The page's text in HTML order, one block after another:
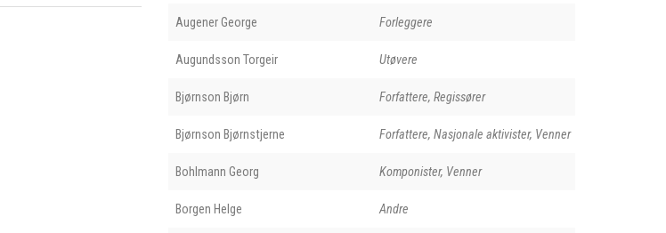
Augener George Forleggere
Augundsson Torgeir Utøvere
Bjørnson Bjørn Forfattere, Regissører
Bjørnson Bjørnstjerne Forfattere, Nasjonale aktivister, Venner
Bohlmann Georg Komponister, Venner
Borgen Helge Andre